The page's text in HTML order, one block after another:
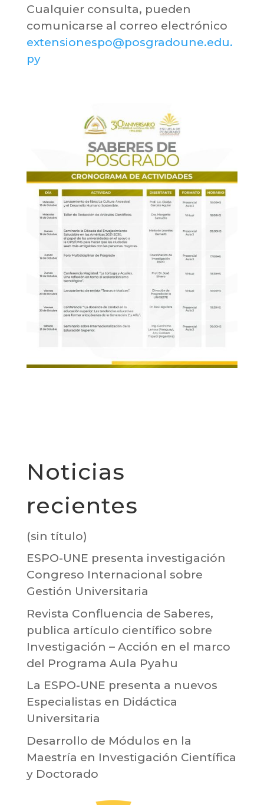
Cualquier consulta, pueden
comunicarse al correo electrónico
extensionespo@posgradoune.edu.
py
Noticias
recientes
(sin título)
ESPO-UNE presenta investigación
Congreso Internacional sobre
Gestión Universitaria
Revista Confluencia de Saberes,
publica artículo científico sobre
Investigación – Acción en el marco
del Programa Aula Pyahu
La ESPO-UNE presenta a nuevos
Especialistas en Didáctica
Universitaria
Desarrollo de Módulos en la
Maestría en Investigación Científica
y Doctorado